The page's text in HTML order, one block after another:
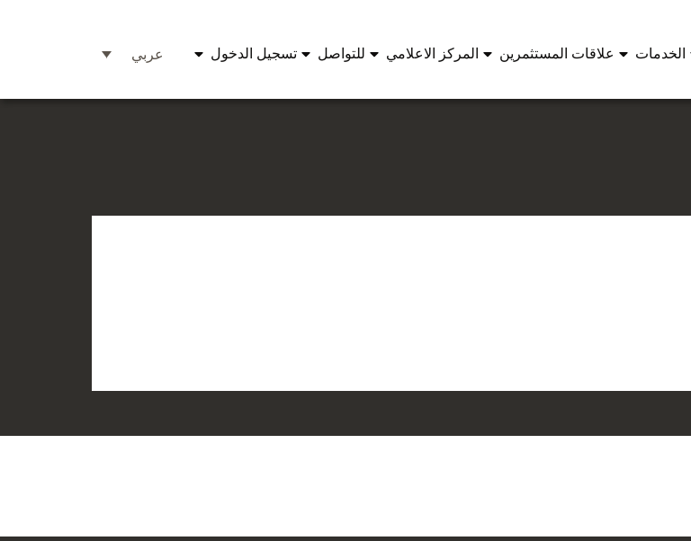
الخدمات علاقات المستثمرين المركز الاعلامي للتواصل تسجيل الدخول عربي